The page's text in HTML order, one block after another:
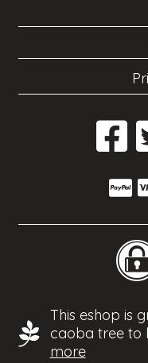
This eshop is
caoba tree to
more